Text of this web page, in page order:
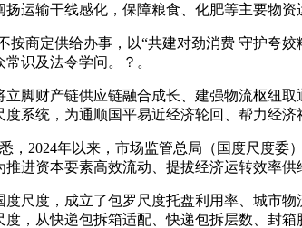
输干线感化，保障粮食、化肥等主要物资
定供给办事，以“共建对劲消费 守护夸姣
识及法令学问。？。
财产链供应链融合成长、建强物流枢纽
系统，为通顺国平易近经济轮回、帮力经济
年以来，市场监管总局（国度尺度委
进资本要素高效流动、提拔经济运转效率供
度，成立了包罗尺度托盘利用率、城市物
，从快递包拆箱适配、快递包拆层数、封